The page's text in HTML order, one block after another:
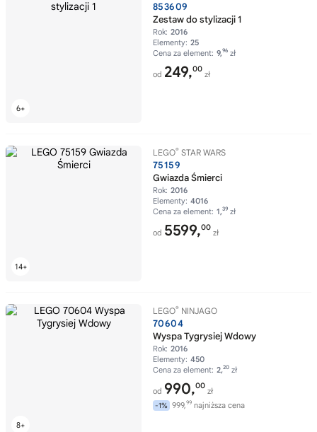
853609
Zestaw do stylizacji 1
Rok: 2016
Elementy: 25
Cena za element: 9,96 zł
od 249,00
zł
LEGO® STAR WARS
75159
Gwiazda Śmierci
Rok: 2016
Elementy: 4016
Cena za element: 1,39 zł
od 5599,00
zł
LEGO® NINJAGO
70604
Wyspa Tygrysiej Wdowy
Rok: 2016
Elementy: 450
Cena za element: 2,20 zł
od 990,00
zł
-1% 999,99 najniższa cena